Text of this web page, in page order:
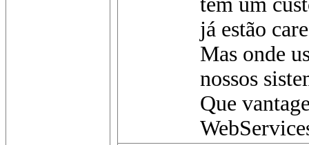
já estão
Mas onde
nossos
Que